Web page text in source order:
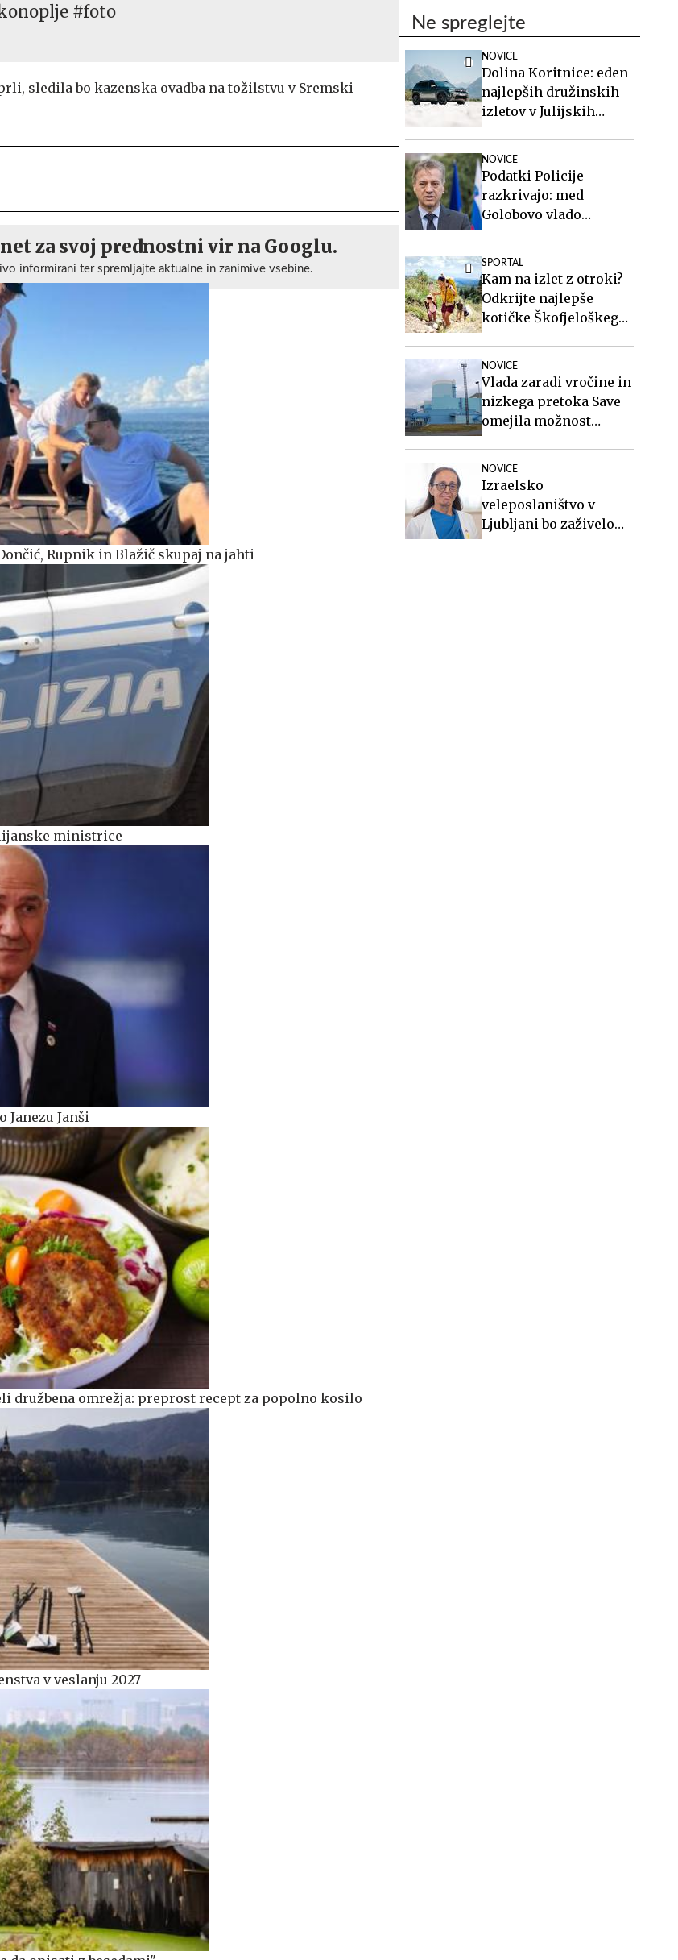
#foto
sledila bo kazenska ovadba na tožilstvu v Sremski
za svoj prednostni vir na Googlu.
informirani ter spremljajte aktualne in zanimive vsebine.
Rupnik in Blažič skupaj na jahti
ministrice
Janši
družbena omrežja: preprost recept za popolno kosilo
v veslanju 2027
Ne spreglejte
NOVICE
Dolina Koritnice: eden
najlepših družinskih
izletov v Julijskih
NOVICE
Podatki Policije
razkrivajo: med
Golobovo vlado
SPORTAL
Kam na izlet z otroki?
Odkrijte najlepše
kotičke Škofjeloškega
NOVICE
Vlada zaradi vročine in
nizkega pretoka Save
omejila možnost
NOVICE
Izraelsko
veleposlaništvo v
Ljubljani bo zaživelo